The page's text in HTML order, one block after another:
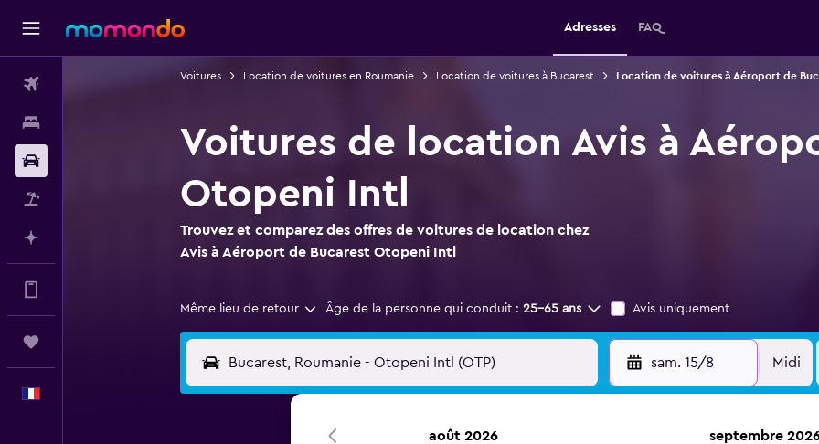
Adresses FAQ
Voitures Location de voitures en Roumanie Location de voitures à Bucarest Location de voitures à Aéroport de
Voitures de location Avis à
Otopeni Intl
Trouvez et comparez des offres de voitures de location chez
Avis à Aéroport de Bucarest Otopeni Intl
Même lieu de retour Âge de la personne qui conduit : 25-65 ans Avis uniquement
sam. 15/8 Midi
août 2026 septembre